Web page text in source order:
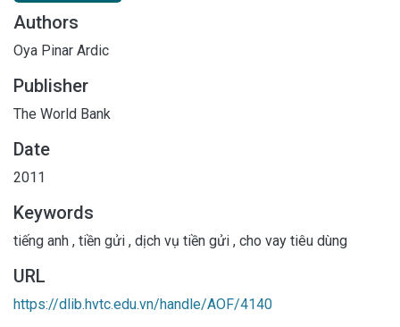
Authors
Oya Pinar Ardic
Publisher
The World Bank
Date
2011
Keywords
tiếng anh , tiền gửi , dịch vụ tiền gửi , cho vay tiêu dùng
URL
https://dlib.hvtc.edu.vn/handle/AOF/4140